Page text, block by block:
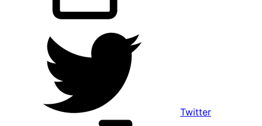
Twitter